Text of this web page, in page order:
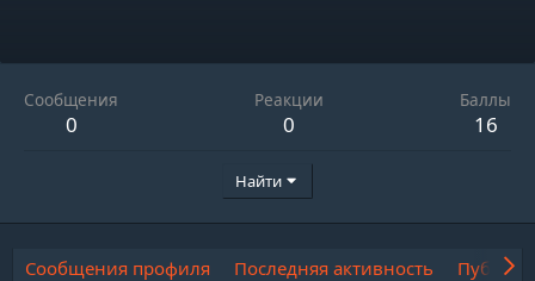
Сообщения
0
Реакции
0
Баллы
16
Найти
Сообщения профиля Последняя активность